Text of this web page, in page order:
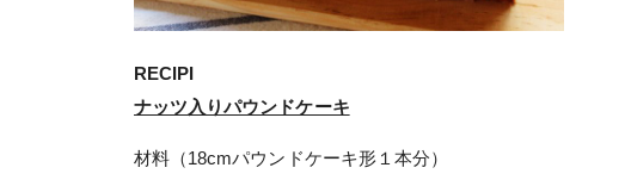
RECIPI
ナッツ入りパウンドケーキ
材料（18cmパウンドケーキ形１本分）